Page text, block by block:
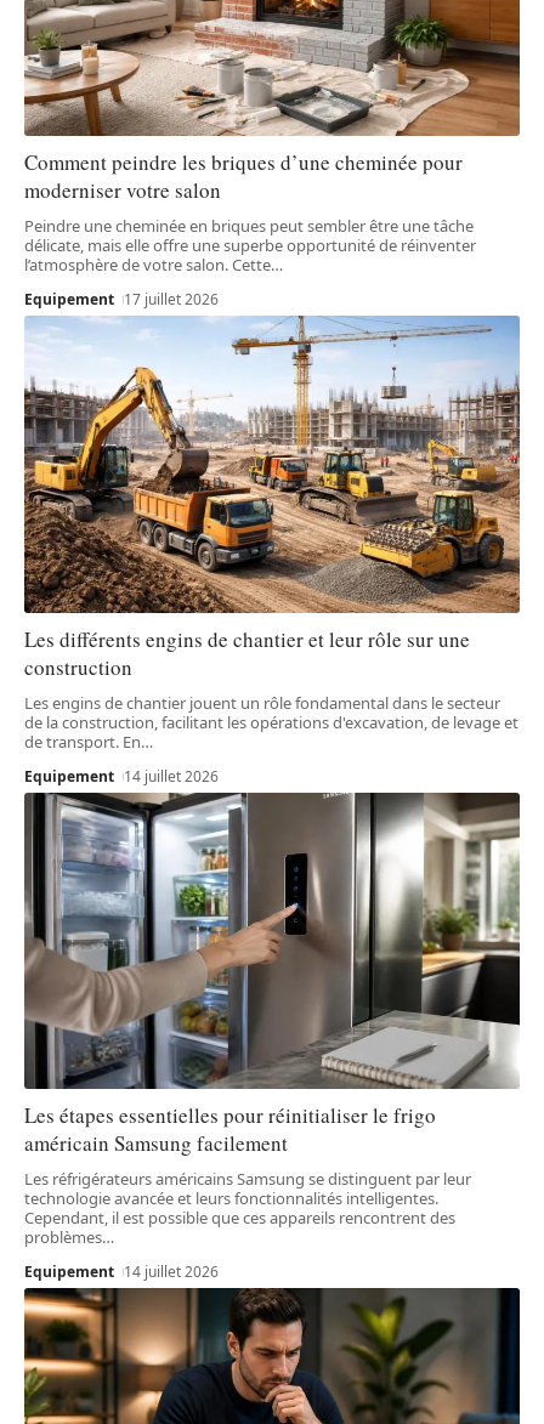
Comment peindre les briques d’une cheminée pour
moderniser votre salon
Peindre une cheminée en briques peut sembler être une tâche
délicate, mais elle offre une superbe opportunité de réinventer
l’atmosphère de votre salon. Cette…
Equipement 17 juillet 2026
Les différents engins de chantier et leur rôle sur une
construction
Les engins de chantier jouent un rôle fondamental dans le secteur
de la construction, facilitant les opérations d'excavation, de levage et
de transport. En…
Equipement 14 juillet 2026
Les étapes essentielles pour réinitialiser le frigo
américain Samsung facilement
Les réfrigérateurs américains Samsung se distinguent par leur
technologie avancée et leurs fonctionnalités intelligentes.
Cependant, il est possible que ces appareils rencontrent des
problèmes…
Equipement 14 juillet 2026